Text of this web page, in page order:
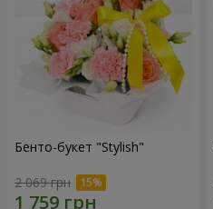
Бенто-букет "Stylish"
2 069 грн